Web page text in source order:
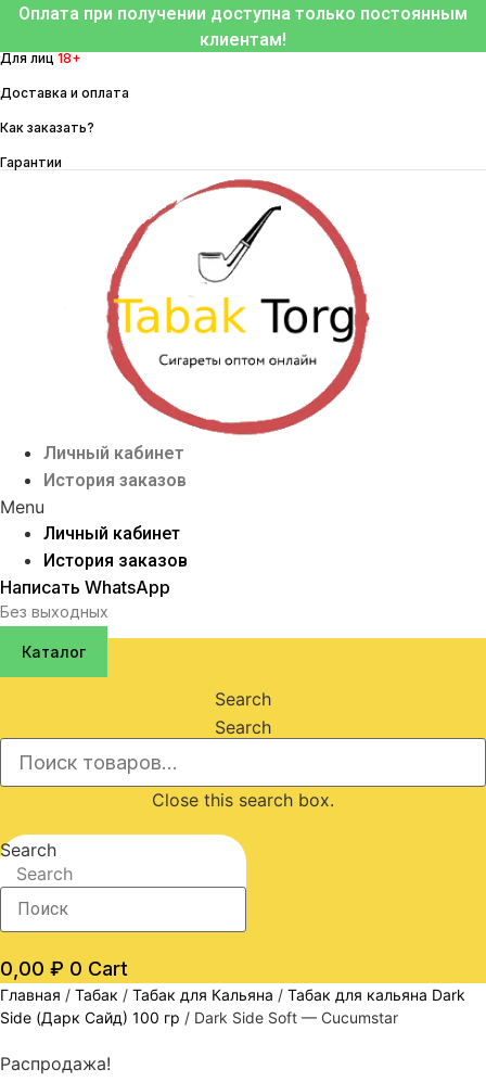
Перейти
содержимому
Оплата при получении доступна только постоянным
клиентам!
Для лиц 18+
Доставка и оплата
Как заказать?
Гарантии
Личный кабинет
История заказов
Menu
Личный кабинет
История заказов
Написать WhatsApp
Без выходных
Каталог
Search
Search
Close this search box.
Search
Search
0,00 ₽ 0 Cart
Главная / Табак / Табак для Кальяна / Табак для кальяна Dark
Side (Дарк Сайд) 100 гр / Dark Side Soft — Cucumstar
Распродажа!